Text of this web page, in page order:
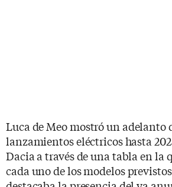
Luca de Meo mostró un adelanto
lanzamientos eléctricos hasta
Dacia a través de una tabla en la
cada uno de los modelos